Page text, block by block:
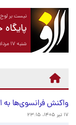
نیست بر
شنبه ۱۷ مرداد ۱۴۰۵ برابر با ۰۸ آگوست ۲۰۲۶
واکنش فرانسوی‌ها به
۱۷ تیر ۱۴۰۵، ۲۳:۱۵